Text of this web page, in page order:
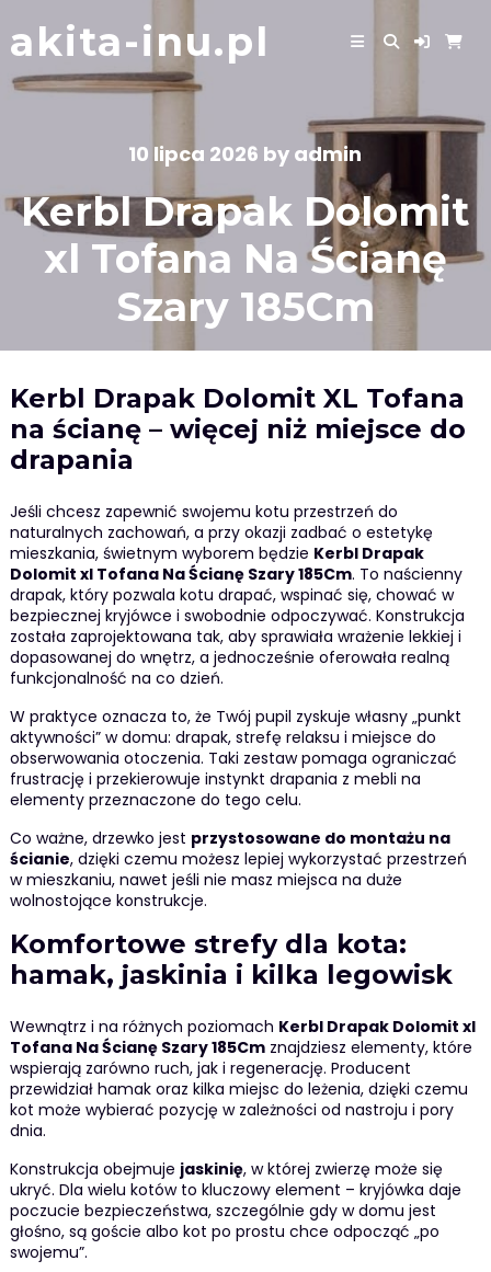
to
content
akita-inu.pl
10 lipca 2026 by admin
Kerbl Drapak Dolomit
xl Tofana Na Ścianę
Szary 185Cm
Kerbl Drapak Dolomit XL Tofana
na ścianę – więcej niż miejsce do
drapania
Jeśli chcesz zapewnić swojemu kotu przestrzeń do
naturalnych zachowań, a przy okazji zadbać o estetykę
mieszkania, świetnym wyborem będzie Kerbl Drapak
Dolomit xl Tofana Na Ścianę Szary 185Cm. To naścienny
drapak, który pozwala kotu drapać, wspinać się, chować w
bezpiecznej kryjówce i swobodnie odpoczywać. Konstrukcja
została zaprojektowana tak, aby sprawiała wrażenie lekkiej i
dopasowanej do wnętrz, a jednocześnie oferowała realną
funkcjonalność na co dzień.
W praktyce oznacza to, że Twój pupil zyskuje własny „punkt
aktywności” w domu: drapak, strefę relaksu i miejsce do
obserwowania otoczenia. Taki zestaw pomaga ograniczać
frustrację i przekierowuje instynkt drapania z mebli na
elementy przeznaczone do tego celu.
Co ważne, drzewko jest przystosowane do montażu na
ścianie, dzięki czemu możesz lepiej wykorzystać przestrzeń
w mieszkaniu, nawet jeśli nie masz miejsca na duże
wolnostojące konstrukcje.
Komfortowe strefy dla kota:
hamak, jaskinia i kilka legowisk
Wewnątrz i na różnych poziomach Kerbl Drapak Dolomit xl
Tofana Na Ścianę Szary 185Cmznajdziesz elementy, które
wspierają zarówno ruch, jak i regenerację. Producent
przewidział hamak oraz kilka miejsc do leżenia, dzięki czemu
kot może wybierać pozycję w zależności od nastroju i pory
dnia.
Konstrukcja obejmuje jaskinię, w której zwierzę może się
ukryć. Dla wielu kotów to kluczowy element – kryjówka daje
poczucie bezpieczeństwa, szczególnie gdy w domu jest
głośno, są goście albo kot po prostu chce odpocząć „po
swojemu”.